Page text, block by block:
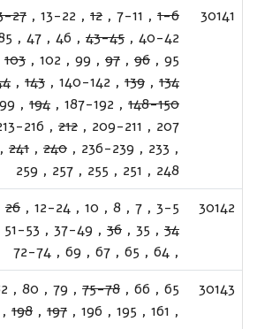
30141
1-6
,
7-11
,
12
,
13-22
,
27
40-42
,
43-45
,
46
,
47
,
95
,
96
,
97
,
99
,
102
,
103
134
,
139
,
140-142
,
143
,
148-150
,
187-192
,
194
,
207
,
209-211
,
212
,
216
,
233
,
236-239
,
240
,
241
,
248
,
251
,
255
,
257
,
259
30142
3-5
,
7
,
8
,
10
,
12-24
,
26
34
,
35
,
36
,
37-49
,
51-53
,
64
,
65
,
67
,
69
,
72-74
30143
65
,
66
,
75-78
,
79
,
80
,
,
161
,
195
,
196
,
197
,
198
,